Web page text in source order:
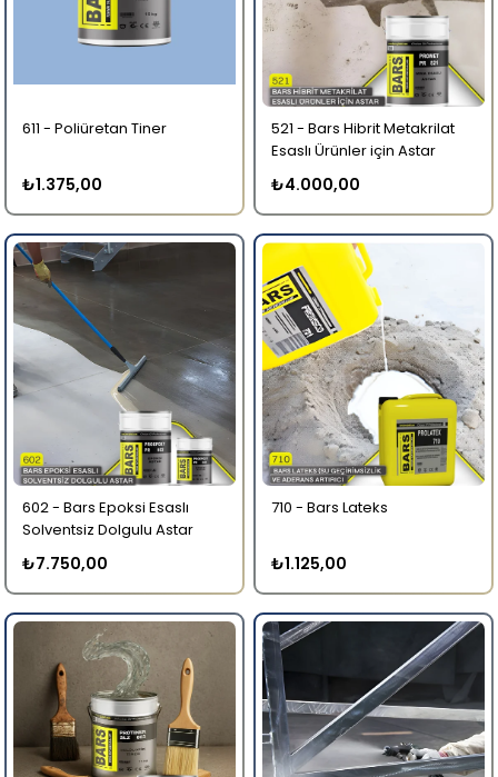
611 - Poliüretan Tiner
₺1.375,00
521 - Bars Hibrit Metakrilat
Esaslı Ürünler için Astar
₺4.000,00
602 - Bars Epoksi Esaslı
Solventsiz Dolgulu Astar
₺7.750,00
710 - Bars Lateks
₺1.125,00